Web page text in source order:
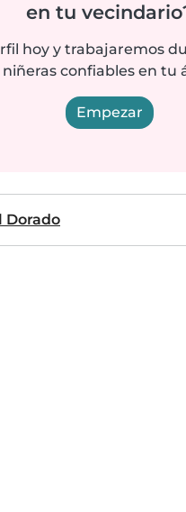
en tu
hoy y trabajaremos
niñeras confiables en tu
Empezar
Dorado